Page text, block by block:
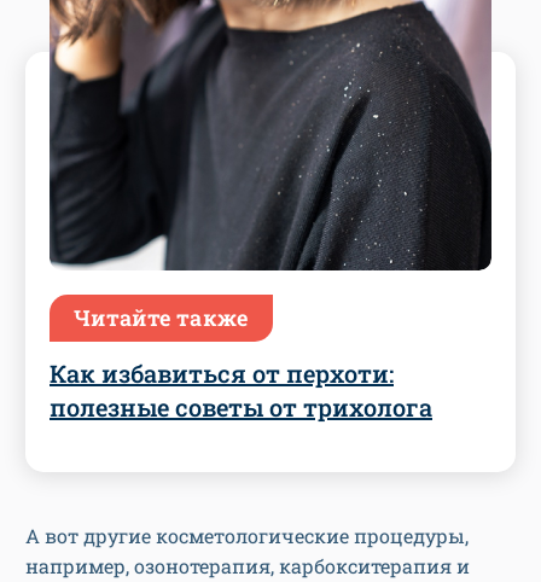
Читайте также
Как избавиться от перхоти:
полезные советы от трихолога
А вот другие косметологические процедуры,
например, озонотерапия, карбокситерапия и